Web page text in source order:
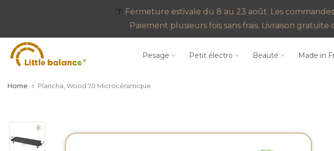
content
🌴 Fermeture estivale du 8 au 23 août. Les
Paiement plusieurs fois sans frais. Livraison
Pesage Petit électro Beauté Made in
Home Plancha, Wood 70 Microcéramique